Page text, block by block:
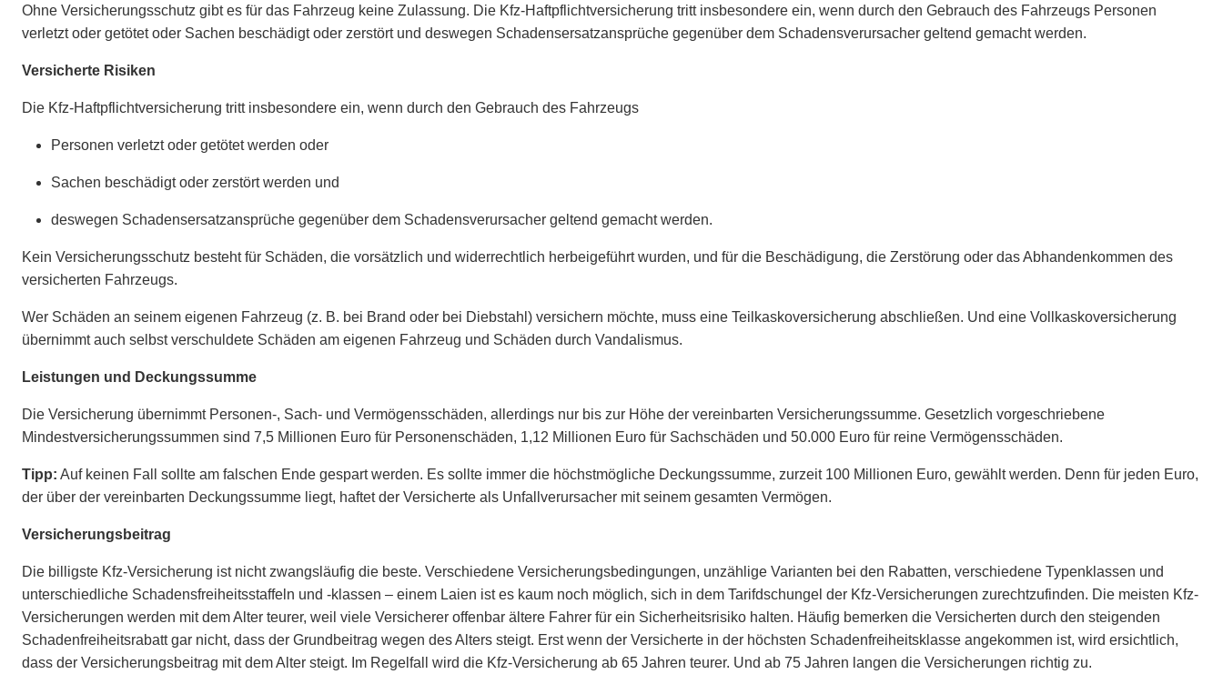
Ohne Versicherungsschutz gibt es für das Fahrzeug keine Zulassung. Die Kfz-Haftpflichtversicherung tritt insbesondere ein, wenn durch den Gebrauch des Fahrzeugs Personen
verletzt oder getötet oder Sachen beschädigt oder zerstört und deswegen Schadensersatzansprüche gegenüber dem Schadensverursacher geltend gemacht werden.
Versicherte Risiken
Die Kfz-Haftpflichtversicherung tritt insbesondere ein, wenn durch den Gebrauch des Fahrzeugs
Personen verletzt oder getötet werden oder
Sachen beschädigt oder zerstört werden und
deswegen Schadensersatzansprüche gegenüber dem Schadensverursacher geltend gemacht werden.
Kein Versicherungsschutz besteht für Schäden, die vorsätzlich und widerrechtlich herbeigeführt wurden, und für die Beschädigung, die Zerstörung oder das Abhandenkommen des
versicherten Fahrzeugs.
Wer Schäden an seinem eigenen Fahrzeug (z. B. bei Brand oder bei Diebstahl) versichern möchte, muss eine Teilkaskoversicherung abschließen. Und eine Vollkaskoversicherung
übernimmt auch selbst verschuldete Schäden am eigenen Fahrzeug und Schäden durch Vandalismus.
Leistungen und Deckungssumme
Die Versicherung übernimmt Personen-, Sach- und Vermögensschäden, allerdings nur bis zur Höhe der vereinbarten Versicherungssumme. Gesetzlich vorgeschriebene
Mindestversicherungssummen sind 7,5 Millionen Euro für Personenschäden, 1,12 Millionen Euro für Sachschäden und 50.000 Euro für reine Vermögensschäden.
Tipp: Auf keinen Fall sollte am falschen Ende gespart werden. Es sollte immer die höchstmögliche Deckungssumme, zurzeit 100 Millionen Euro, gewählt werden. Denn für jeden Euro,
der über der vereinbarten Deckungssumme liegt, haftet der Versicherte als Unfallverursacher mit seinem gesamten Vermögen.
Versicherungsbeitrag
Die billigste Kfz-Versicherung ist nicht zwangsläufig die beste. Verschiedene Versicherungsbedingungen, unzählige Varianten bei den Rabatten, verschiedene Typenklassen und
unterschiedliche Schadensfreiheitsstaffeln und -klassen – einem Laien ist es kaum noch möglich, sich in dem Tarifdschungel der Kfz-Versicherungen zurechtzufinden. Die meisten Kfz-
Versicherungen werden mit dem Alter teurer, weil viele Versicherer offenbar ältere Fahrer für ein Sicherheitsrisiko halten. Häufig bemerken die Versicherten durch den steigenden
Schadenfreiheitsrabatt gar nicht, dass der Grundbeitrag wegen des Alters steigt. Erst wenn der Versicherte in der höchsten Schadenfreiheitsklasse angekommen ist, wird ersichtlich,
dass der Versicherungsbeitrag mit dem Alter steigt. Im Regelfall wird die Kfz-Versicherung ab 65 Jahren teurer. Und ab 75 Jahren langen die Versicherungen richtig zu.